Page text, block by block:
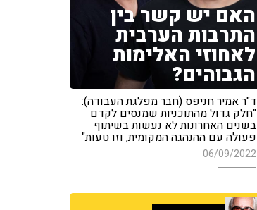
האם יש קשר בין
התרבות הערבית
לאחוזי האלימות
הגבוהים?
ד"ר אמיר חניפס (חבר מפלגת העבודה):
"חלק גדול מהתוכניות שמנסים לקדם
בשנים האחרונות לא נעשות בשיתוף
פעולה עם ההנהגה המקומית, וזו טעות"
06/09/2022